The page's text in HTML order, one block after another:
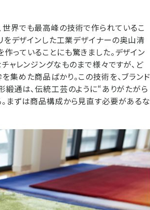
界でも最高峰の技術で作られているこ
をデザインした工業デザイナーの奥山清
っていることにも驚きました。デザイン
ャレンジングなものまで様々ですが、ど
集めた商品ばかり。この技術を、ブランド
緞通は、伝統工芸のように“ありがたがら
まずは商品構成から見直す必要があるな